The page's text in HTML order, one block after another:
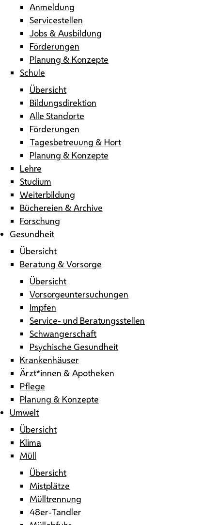
Anmeldung
Servicestellen
Jobs & Ausbildung
Förderungen
Planung & Konzepte
Schule
Übersicht
Bildungsdirektion
Alle Standorte
Förderungen
Tagesbetreuung & Hort
Planung & Konzepte
Lehre
Studium
Weiterbildung
Büchereien & Archive
Forschung
Gesundheit
Übersicht
Beratung & Vorsorge
Übersicht
Vorsorgeuntersuchungen
Impfen
Service- und Beratungsstellen
Schwangerschaft
Psychische Gesundheit
Krankenhäuser
Ärzt*innen & Apotheken
Pflege
Planung & Konzepte
Umwelt
Übersicht
Klima
Müll
Übersicht
Mistplätze
Mülltrennung
48er-Tandler